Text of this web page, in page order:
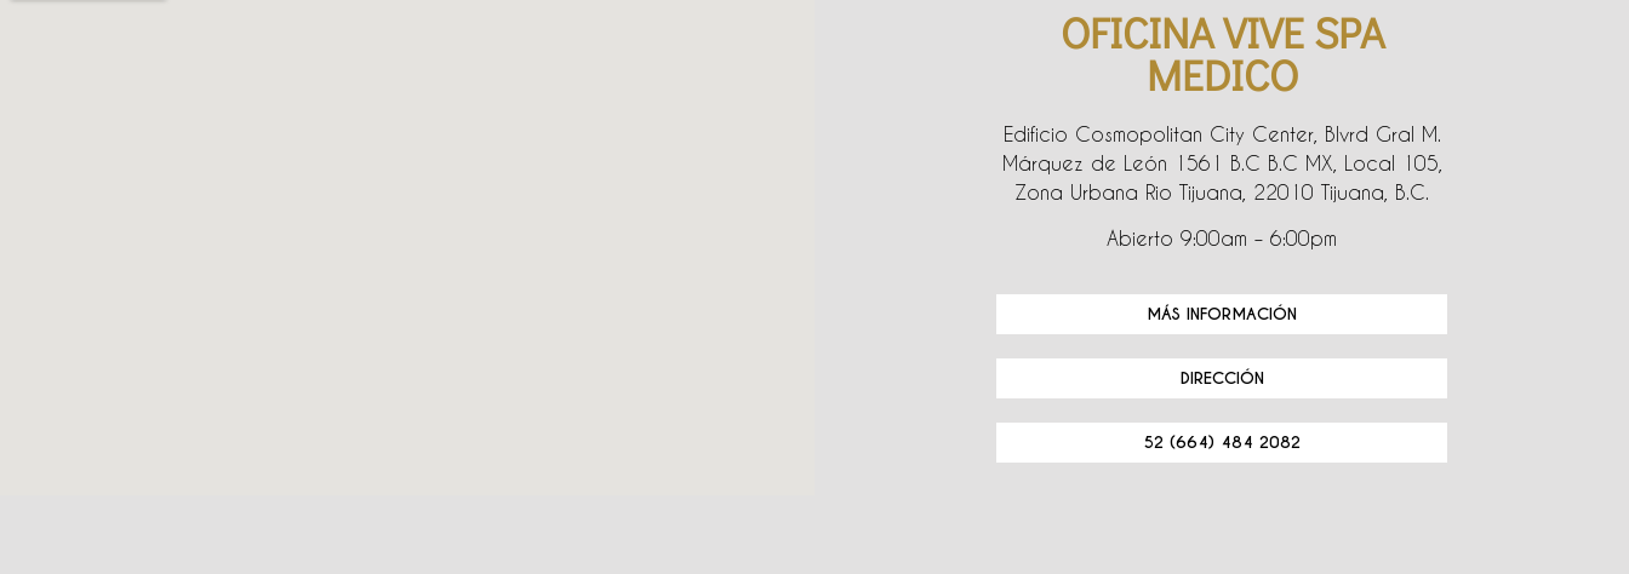
OFICINA VIVE SPA
MEDICO
Edificio Cosmopolitan City Center, Blvrd Gral M.
Márquez de León 1561 B.C B.C MX, Local 105,
Zona Urbana Rio Tijuana, 22010 Tijuana, B.C.
Abierto 9:00am – 6:00pm
MÁS INFORMACIÓN
DIRECCIÓN
52 (664) 484 2082